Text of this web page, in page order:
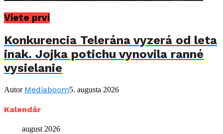
Viete prví
Konkurencia Telerána vyzerá od leta
inak. Jojka potichu vynovila ranné
vysielanie
Autor Mediaboom5. augusta 2026
Kalendár
august 2026